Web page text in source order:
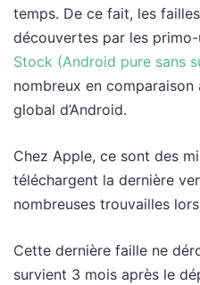
temps. De ce fait, les
découvertes par les
Stock (Android pure sans
nombreux en comparaison
global d’Android.
Chez Apple, ce sont des
téléchargent la dernière
nombreuses trouvailles
Cette dernière faille ne
survient 3 mois après le